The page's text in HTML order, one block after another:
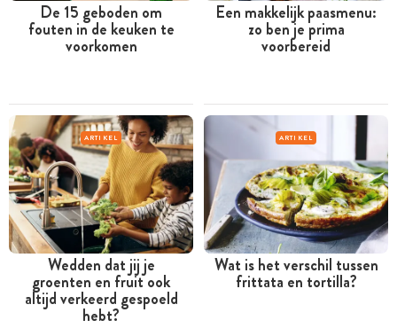
De 15 geboden om
fouten in de keuken te
voorkomen
Een makkelijk paasmenu:
zo ben je prima
voorbereid
ARTIKEL
Wedden dat jij je
groenten en fruit ook
altijd verkeerd gespoeld
hebt?
ARTIKEL
Wat is het verschil tussen
frittata en tortilla?